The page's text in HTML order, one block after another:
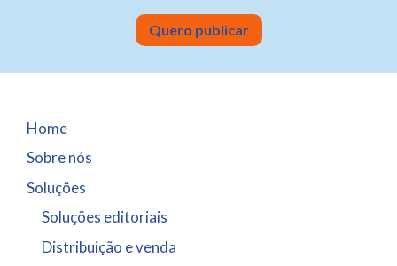
Quero publicar
Home
Sobre nós
Soluções
Soluções editoriais
Distribuição e venda